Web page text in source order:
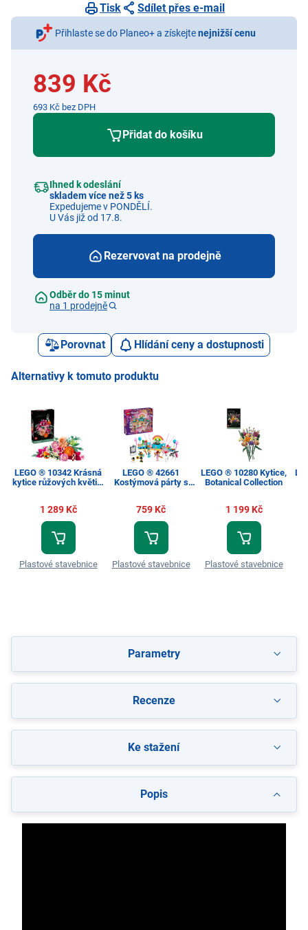
Tisk Sdílet přes e-mail
Přihlaste se do Planeo+ a získejtenejnižší cenu
839 Kč
693 Kč bez DPH
Přidat do košíku
Ihned k odeslání
skladem více než 5 ks
Expedujeme v PONDĚLÍ.
U Vás již od 17.8.
Rezervovat na prodejně
Odběr do 15 minut
na 1 prodejně
Porovnat Hlídání ceny a dostupnosti
Alternativy k tomuto produktu
LEGO ® 10342 Krásná
kytice růžových květin,
1 289 Kč
Plastové stavebnice
LEGO ® 42661
Kostýmová párty s
759 Kč
Plastové stavebnice
LEGO ® 10280 Kytice,
Botanical Collection
1 199 Kč
Plastové stavebnice
Popis
Parametry
Recenze
Ke stažení